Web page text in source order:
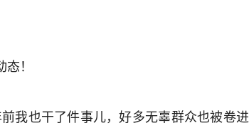
！
我也干了件事儿，好多无辜群众也被卷进